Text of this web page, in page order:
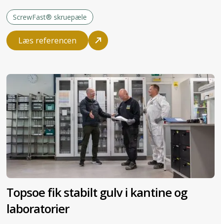
ScrewFast® skruepæle
Læs referencen
Topsoe fik stabilt gulv i kantine og
laboratorier